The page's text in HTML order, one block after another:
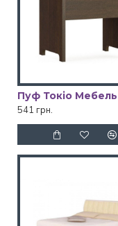
541 грн.